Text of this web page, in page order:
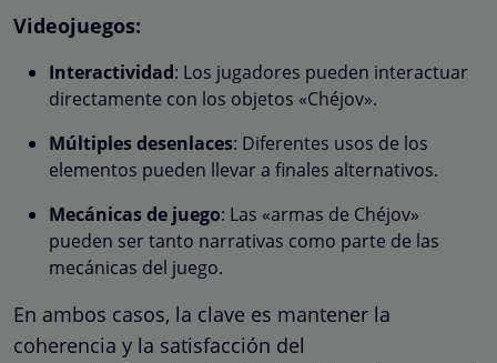
Videojuegos:
Interactividad: Los jugadores pueden interactuar
directamente con los objetos «Chéjov».
Múltiples desenlaces: Diferentes usos de los
elementos pueden llevar a finales alternativos.
Mecánicas de juego: Las «armas de Chéjov»
pueden ser tanto narrativas como parte de las
mecánicas del juego.
En ambos casos, la clave es mantener la
coherencia y la satisfacción del